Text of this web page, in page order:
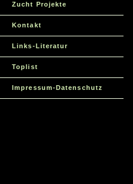
Zucht Projekte
Kontakt
Links-Literatur
Toplist
Impressum-Datenschutz